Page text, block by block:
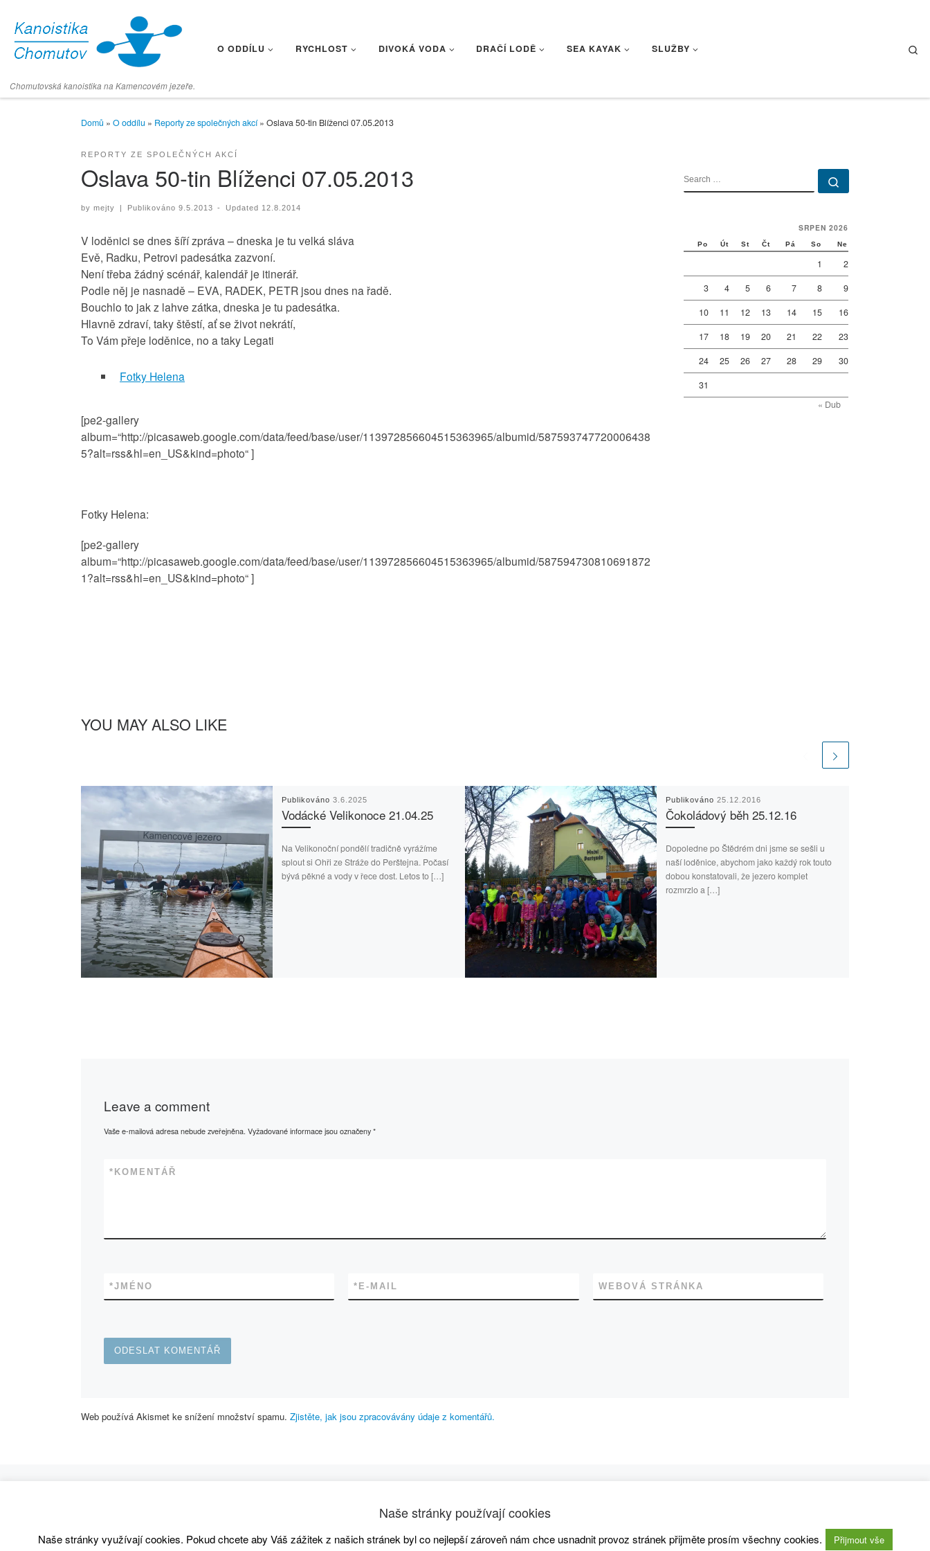
Skip to content
Chomutovská kanoistika na Kamencovém jezeře.
O ODDÍLU RYCHLOST DIVOKÁ VODA DRAČÍ LODĚ SEA KAYAK SLUŽBY
Domů » O oddílu » Reporty ze společných akcí » Oslava 50-tin Blíženci 07.05.2013
REPORTY ZE SPOLEČNÝCH AKCÍ
Oslava 50-tin Blíženci 07.05.2013
by mejty | Publikováno 9.5.2013 - Updated 12.8.2014
V loděnici se dnes šíří zpráva – dneska je tu velká sláva
Evě, Radku, Petrovi padesátka zazvoní.
Není třeba žádný scénář, kalendář je itinerář.
Podle něj je nasnadě – EVA, RADEK, PETR jsou dnes na řadě.
Bouchlo to jak z lahve zátka, dneska je tu padesátka.
Hlavně zdraví, taky štěstí, ať se život nekrátí,
To Vám přeje loděnice, no a taky Legati
Fotky Helena
[pe2-gallery
album=“http://picasaweb.google.com/data/feed/base/user/113972856604515363965/albumid/587593747720006438
5?alt=rss&hl=en_US&kind=photo“ ]
Fotky Helena:
[pe2-gallery
album=“http://picasaweb.google.com/data/feed/base/user/113972856604515363965/albumid/587594730810691872
1?alt=rss&hl=en_US&kind=photo“ ]
YOU MAY ALSO LIKE
Publikováno 3.6.2025
Vodácké Velikonoce 21.04.25
Na Velikonoční pondělí tradičně vyrážíme
splout si Ohři ze Stráže do Perštejna. Počasí
bývá pěkné a vody v řece dost. Letos to […]
Publikováno 25.12.2016
Čokoládový běh 25.12.16
Dopoledne po Štědrém dni jsme se sešli u
naší loděnice, abychom jako každý rok touto
dobou konstatovali, že jezero komplet
rozmrzlo a […]
Leave a comment
Vaše e-mailová adresa nebude zveřejněna. Vyžadované informace jsou označeny*
KOMENTÁŘ
*
JMÉNO
* E-MAIL
* WEBOVÁ STRÁNKA
Web používá Akismet ke snížení množství spamu. Zjistěte, jak jsou zpracovávány údaje z komentářů.
SEARCH
SRPEN 2026
Po Út St Čt Pá So Ne
1
2
3
4 5 6 7 8
9
10
11 12 13 14 15
16
17
18 19 20 21 22
23
24
25 26 27 28 29
30
31
« Dub
© 2026SC80 Kanoistika– All rights reserved
Naše stránky používají cookies
Naše stránky využívají cookies. Pokud chcete aby Váš zážitek z našich stránek byl co nejlepší zároveň nám chce usnadnit provoz stránek přijměte prosím všechny cookies. Přijmout vše